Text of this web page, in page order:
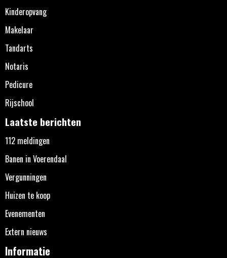
Kinderopvang
Makelaar
Tandarts
Notaris
Pedicure
Rijschool
Laatste berichten
112 meldingen
Banen in Voerendaal
Vergunningen
Huizen te koop
Evenementen
Extern nieuws
Informatie